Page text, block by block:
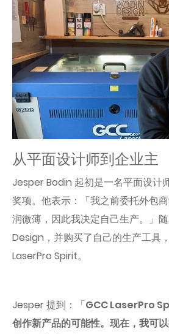
从平面设计师到企业主
Jesper Bodin 起初是一名平面设计
奖项。他表示：「我之前委托外包
润微薄，因此我决定自己生产。」
Design，并购买了自己的生产工具
LaserPro Spirit。
Jesper 提到：「GCC LaserPro
创作新产品的可能性。现在，我可